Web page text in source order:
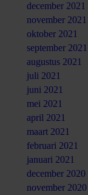
december 2021
november 2021
oktober 2021
september 2021
augustus 2021
juli 2021
juni 2021
mei 2021
april 2021
maart 2021
februari 2021
januari 2021
december 2020
november 2020